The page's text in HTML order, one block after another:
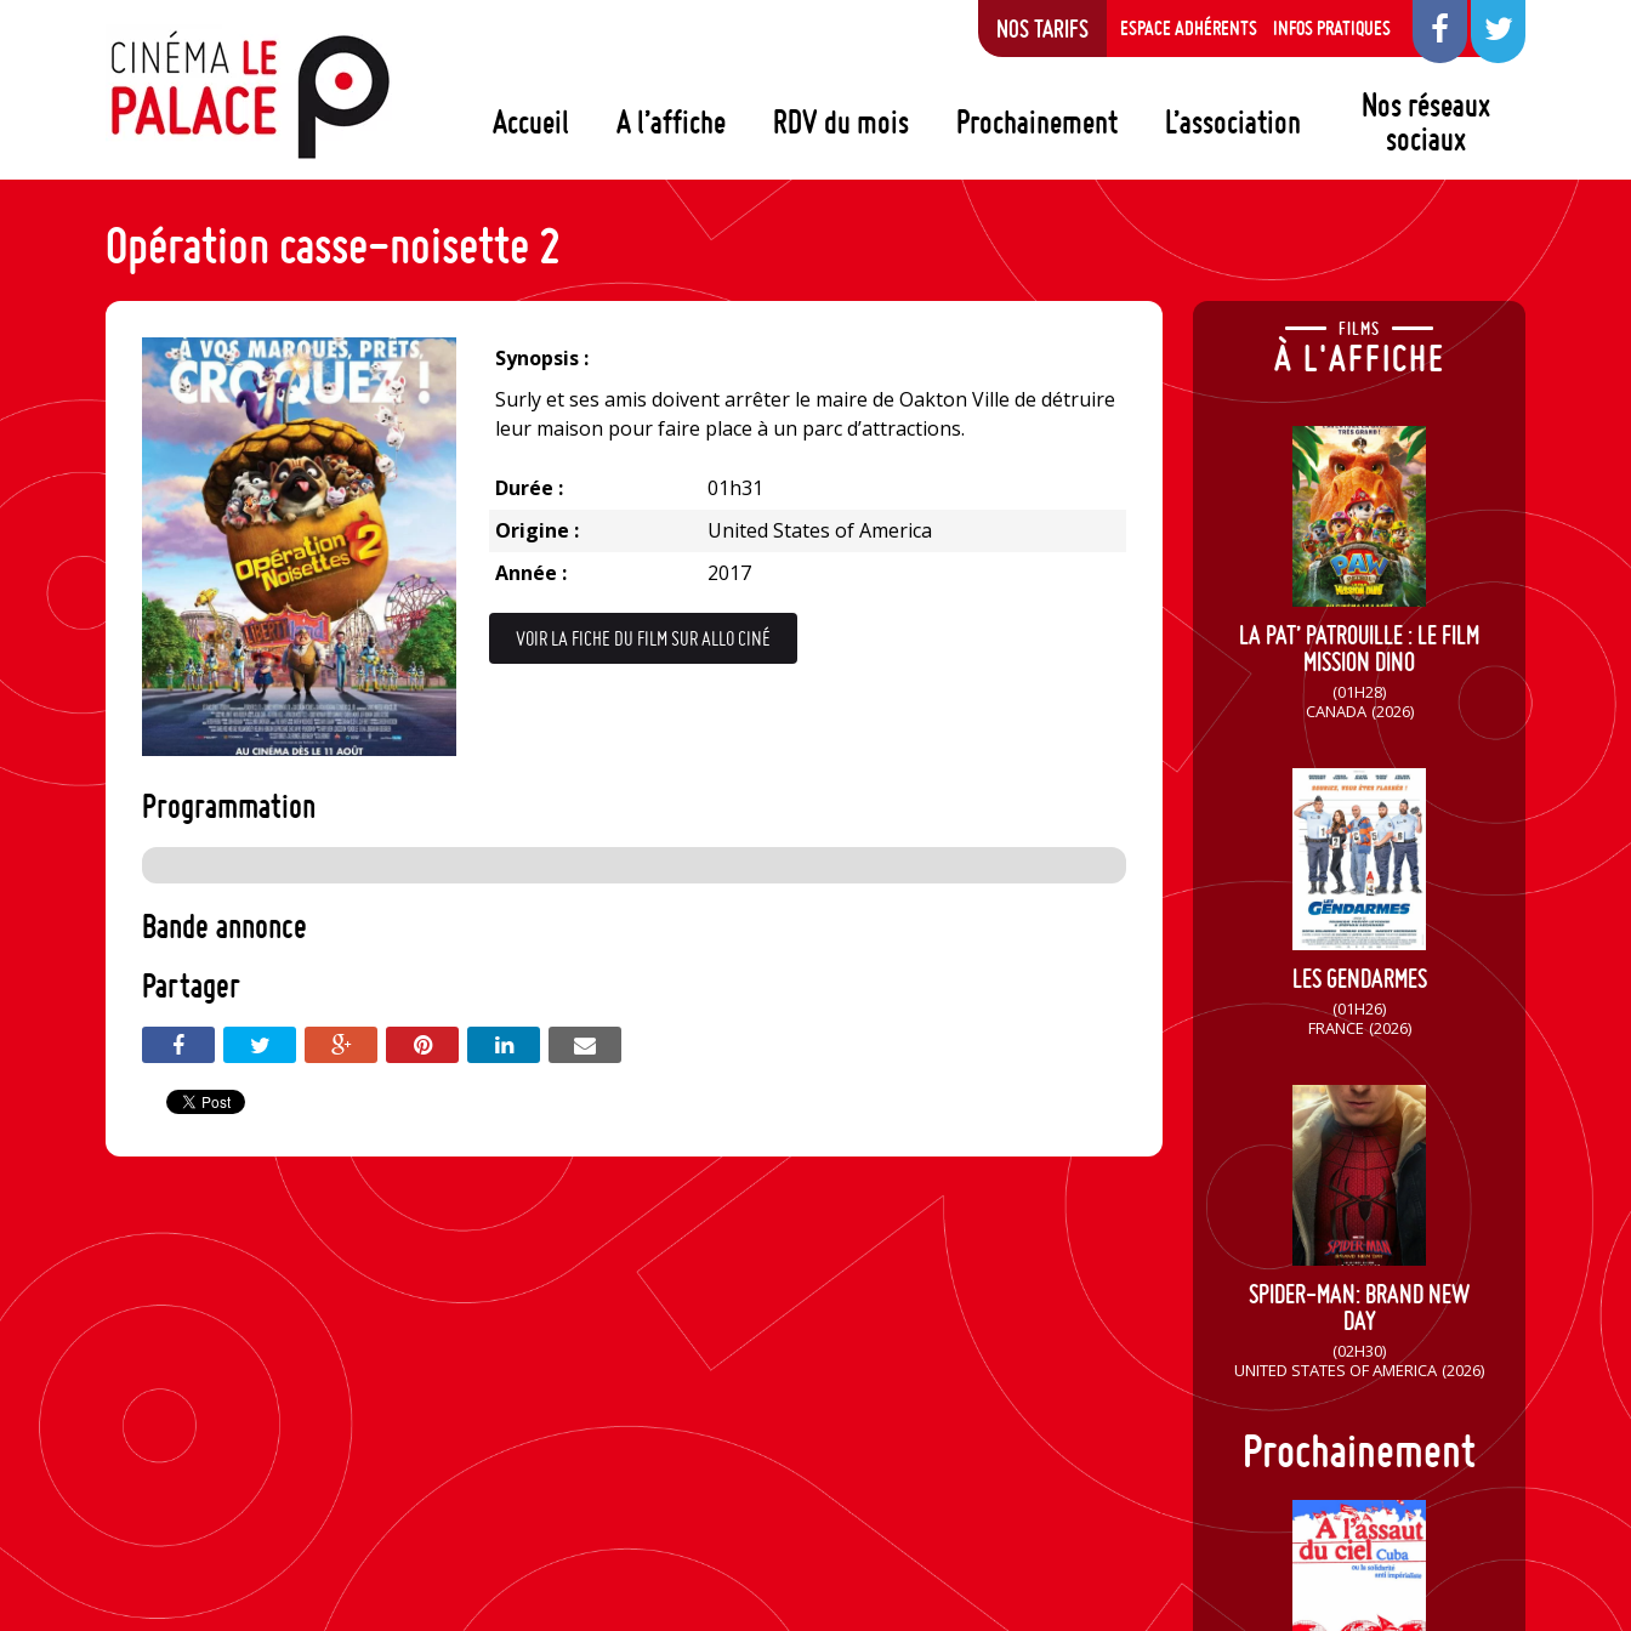
Accueil A l’affiche RDV du mois Prochainement L’association
Nos réseaux
sociaux
NOS TARIFS ESPACE ADHÉRENTS INFOS PRATIQUES
Opération casse-noisette 2
Synopsis :
Surly et ses amis doivent arrêter le maire de Oakton Ville de détruire
leur maison pour faire place à un parc d’attractions.
Durée :
01h31
Origine :
United States of America
Année :
2017
VOIR LA FICHE DU FILM SUR ALLO CINÉ
Programmation
Bande annonce
Partager
FILMS
À L'AFFICHE
LA PAT’ PATROUILLE : LE FILM
MISSION DINO
(01H28)
CANADA (2026)
LES GENDARMES
(01H26)
FRANCE (2026)
SPIDER-MAN: BRAND NEW
DAY
(02H30)
UNITED STATES OF AMERICA (2026)
Prochainement